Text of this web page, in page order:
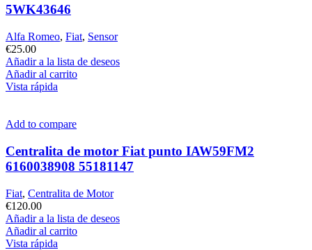
5WK43646
Alfa Romeo, Fiat, Sensor
€25.00
Añadir a la lista de deseos
Añadir al carrito
Vista rápida
Add to compare
Centralita de motor Fiat punto IAW59FM2
6160038908 55181147
Fiat, Centralita de Motor
€120.00
Añadir a la lista de deseos
Añadir al carrito
Vista rápida